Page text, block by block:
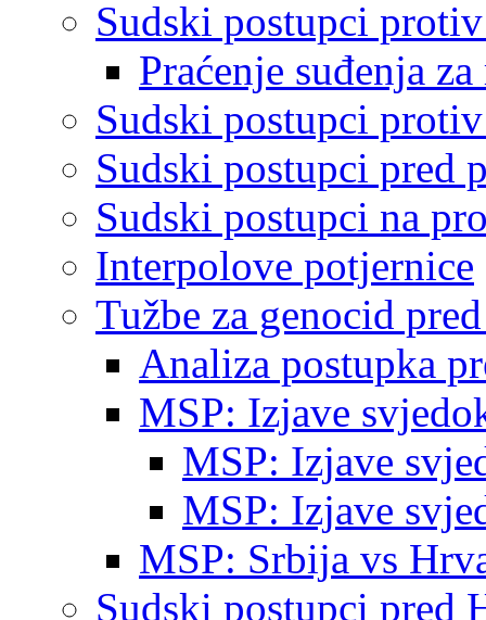
Sudski postupci
Praćenje suđenja
Sudski postupci
Sudski postupci pred
Sudski postupci na
Interpolove potjernice
Tužbe za genocid
Analiza postupka
MSP: Izjave
MSP: Izjave
MSP: Izjave
MSP: Srbija vs
Sudski postupci pred